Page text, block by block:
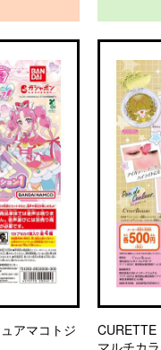
アマコトジ
CURETTE
マルチカ